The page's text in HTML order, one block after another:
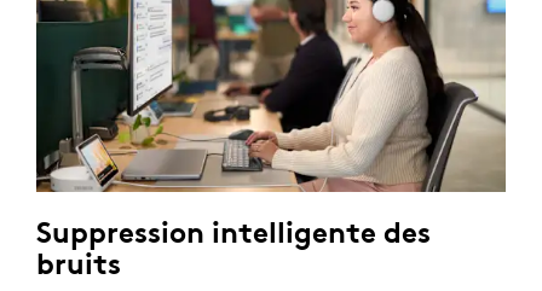
Suppression intelligente des
bruits